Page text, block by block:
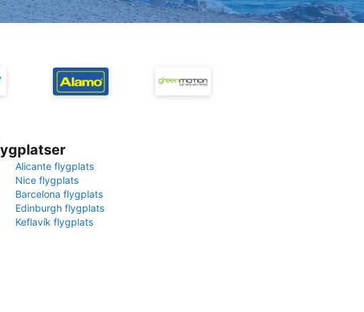
Alicante flygplats
Nice flygplats
Barcelona flygplats
Edinburgh flygplats
Keflavík flygplats